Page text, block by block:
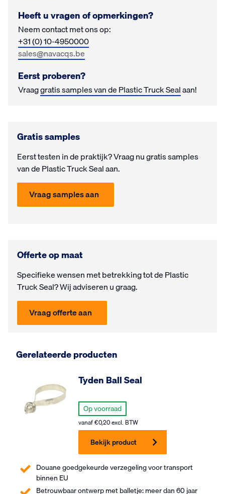
Heeft u vragen of opmerkingen?
Neem contact met ons op:
+31 (0) 10-4950000
sales@navacqs.be
Eerst proberen?
Vraaggratis samples van de Plastic Truck Sealaan!
Gratis samples
Eerst testen in de prak­tijk? Vraag nu gra­tis samples
van de Plastic Truck Seal aan.
Vraag samples aan
Offerte op maat
Specifieke wensen met be­trek­king tot de Plastic
Truck Seal? Wij ad­vi­seren u graag.
Vraag offerte aan
Gerelateerde producten
Douane goedgekeurde verzegeling voor transport
binnen EU
Betrouwbaar ontwerp met balletje: meer dan 60 jaar
Tyden Ball Seal
Op voorraad
vanaf€0,20excl. BTW
Bekijk product